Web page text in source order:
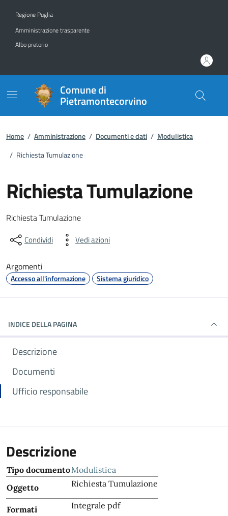
Regione Puglia
Amministrazione trasparente
Albo pretorio
Comune di
Pietramontecorvino
Home / Amministrazione / Documenti e dati / Modulistica
/ Richiesta Tumulazione
Richiesta Tumulazione
Dettagli del documento
Richiesta Tumulazione
Condividi Vedi azioni
Argomenti
Accesso all'informazione Sistema giuridico
INDICE DELLA PAGINA
Descrizione
Documenti
Ufficio responsabile
Descrizione
Tipo documentoModulistica
Oggetto
Richiesta Tumulazione
Formati Integrale pdf